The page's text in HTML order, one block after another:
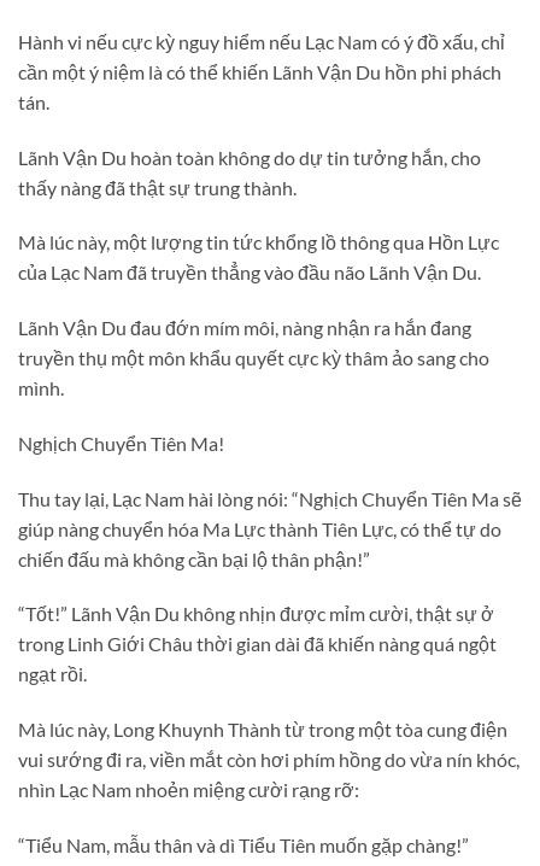
Hành vi nếu cực kỳ nguy hiểm nếu Lạc Nam có ý đồ xấu, chỉ
cần một ý niệm là có thể khiến Lãnh Vận Du hồn phi phách
tán.
Lãnh Vận Du hoàn toàn không do dự tin tưởng hắn, cho
thấy nàng đã thật sự trung thành.
Mà lúc này, một lượng tin tức khổng lồ thông qua Hồn Lực
của Lạc Nam đã truyền thẳng vào đầu não Lãnh Vận Du.
Lãnh Vận Du đau đớn mím môi, nàng nhận ra hắn đang
truyền thụ một môn khẩu quyết cực kỳ thâm ảo sang cho
mình.
Nghịch Chuyển Tiên Ma!
Thu tay lại, Lạc Nam hài lòng nói: “Nghịch Chuyển Tiên Ma sẽ
giúp nàng chuyển hóa Ma Lực thành Tiên Lực, có thể tự do
chiến đấu mà không cần bại lộ thân phận!”
“Tốt!” Lãnh Vận Du không nhịn được mỉm cười, thật sự ở
trong Linh Giới Châu thời gian dài đã khiến nàng quá ngột
ngạt rồi.
Mà lúc này, Long Khuynh Thành từ trong một tòa cung điện
vui sướng đi ra, viền mắt còn hơi phím hồng do vừa nín khóc,
nhìn Lạc Nam nhoẻn miệng cười rạng rỡ:
“Tiểu Nam, mẫu thân và dì Tiểu Tiên muốn gặp chàng!”